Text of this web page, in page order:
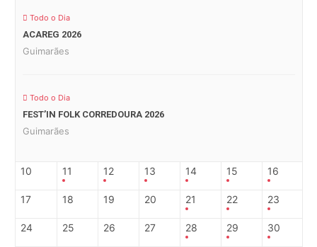
Todo o Dia
ACAREG 2026
Guimarães
Todo o Dia
FEST’IN FOLK CORREDOURA 2026
Guimarães
10 11 12 13 14 15 16
17 18 19 20 21 22 23
24 25 26 27 28 29 30